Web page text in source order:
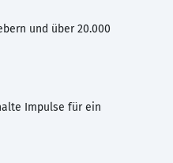
und über 20.000
Impulse für ein